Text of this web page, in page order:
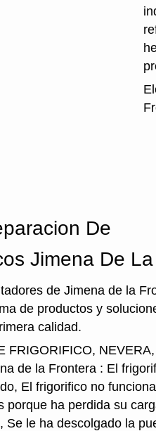
De
Jimena De
de Jimena de la
de productos y
calidad.
FRIGORIFICO,
de la Frontera : El
El frigorifico no
porque ha perdida su
Se le ha descolgado la